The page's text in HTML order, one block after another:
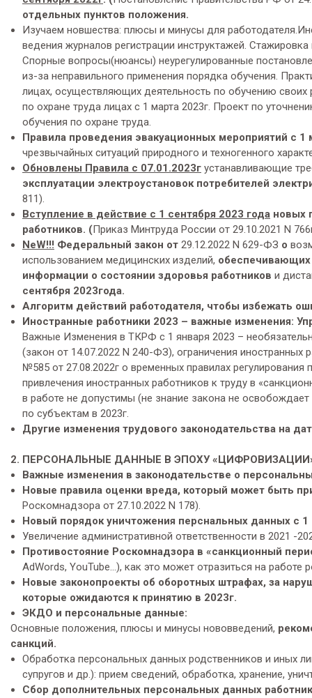
отдельных пунктов положения.
Изучаем новшества: плюсы и минусы для
ведения журналов регистрации инструктажей.
Спорные вопросы(нюансы) неурегулированные
из-за неправильного применения порядка обучения.
лицах, осуществляющих деятельность по обучению
по охране труда лицах с 1 марта 2023г. Проект по
обучения по охране труда.
Правила проведения эвакуационных мероприятий с 1
чрезвычайных ситуаций природного и техногенного
Обновлены Правила с 07.01.2023г устанавливающие
эксплуатации электроустановок потребителей
811).
Вступление в действие с 1 сентября 2023 года новых
работников. (Приказ Минтруда России от 29.10.2021 N
NeW!!! Федеральный закон от 29.12.2022 N 629-ФЗ о
использованием медицинских изделий, обеспечивающих
информации о состоянии здоровья работников и
сентября 2023года.
Алгоритм действий работодателя, чтобы избежать
Иностранные работники 2023 – важные изменения:
Важные Изменения в ТКРФ с 1 января 2023 –
(закон от 14.07.2022 N 240-ФЗ), ограничения
№585 от 27.08.2022г о временных правилах
привлечения иностранных работников к труду в
в работе не допустимы (не знание закона не
по субъектам в 2023г.
Другие изменения трудового законодательства на
2. ПЕРСОНАЛЬНЫЕ ДАННЫЕ В ЭПОХУ
Важные изменения в законодательстве о
Новые правила оценки вреда, который может быть
Роскомнадзора от 27.10.2022 N 178).
Новый порядок уничтожения перснальных данных с 1
Увеличение административной ответственности в 2021 -
Противостояние Роскомнадзора в «санкционный
AdWords, YouTube…), как это может отразиться на работе
Новые законопроекты об оборотных штрафах, за
которые ожидаются к принятию в 2023г.
ЭКДО и персональные данные:
Основные положения, плюсы и минусы нововведений,
санкций.
Обработка персональных данных родственников и иных
супругов и др.): прием сведений, обработка, хранение,
Сбор дополнительных персональных данных